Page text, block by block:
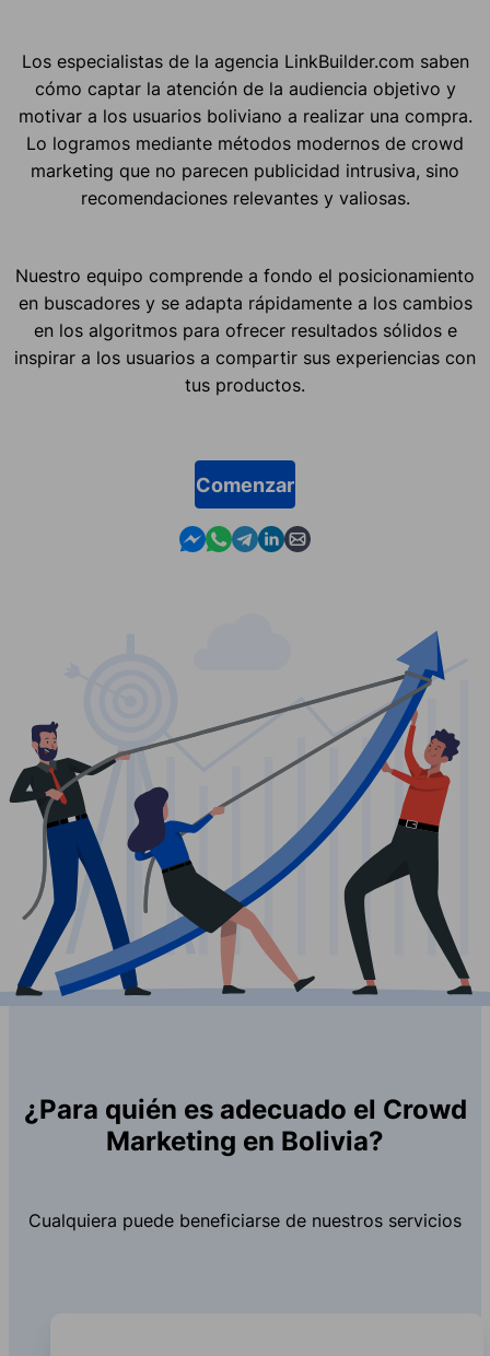
Los especialistas de la agencia LinkBuilder.com saben
cómo captar la atención de la audiencia objetivo y
motivar a los usuarios boliviano a realizar una compra.
Lo logramos mediante métodos modernos de crowd
marketing que no parecen publicidad intrusiva, sino
recomendaciones relevantes y valiosas.
Nuestro equipo comprende a fondo el posicionamiento
en buscadores y se adapta rápidamente a los cambios
en los algoritmos para ofrecer resultados sólidos e
inspirar a los usuarios a compartir sus experiencias con
tus productos.
Comenzar
Contact us in Messenger
Contact us in WhatsApp
Contact us in Telegram
Contact us in Linkedin
Contact us by email
¿Para quién es adecuado el Crowd
Marketing en Bolivia?
Cualquiera puede beneficiarse de nuestros servicios